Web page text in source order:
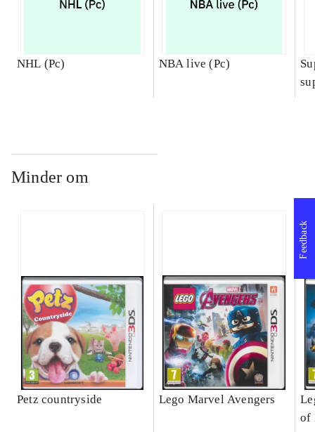
NHL (Pc) NBA live (Pc)
Minder om
Petz countryside Lego Marvel Avengers
of
Feedback